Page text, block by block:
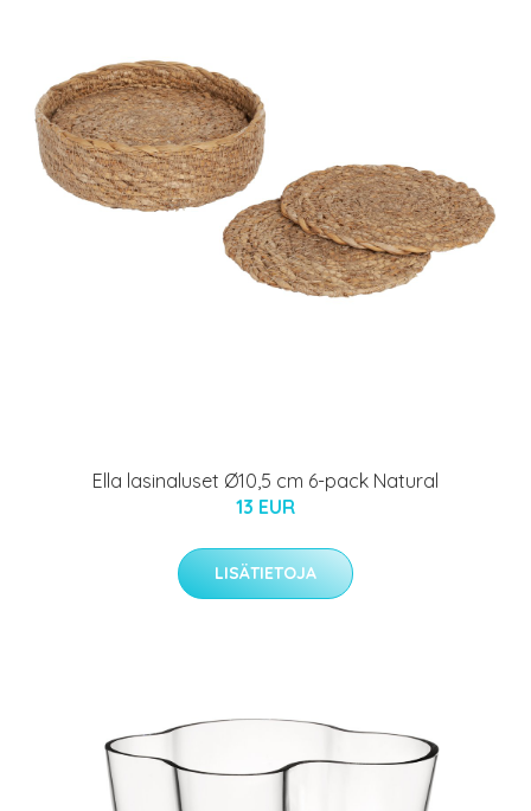
Ella lasinaluset Ø10,5 cm 6-pack Natural
13 EUR
LISÄTIETOJA